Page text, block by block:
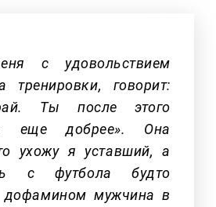
с удовольствием
тренировки, говорит:
Ты после этого
еще добрее». Она
ухожу я уставший, а
с футбола будто
дофамином мужчина в